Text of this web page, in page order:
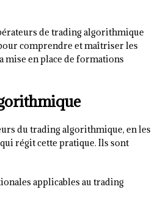
de trading algorithmique
comprendre et maîtriser les
mise en place de formations
du trading algorithmique, en les
régit cette pratique. Ils sont
applicables au trading